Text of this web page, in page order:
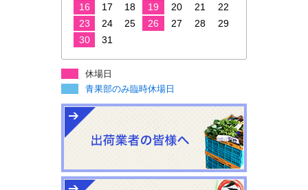
16
17 18 19 20 21
22
23
24 25 26 27 28
29
30
31
休場日
青果部のみ臨時休場日